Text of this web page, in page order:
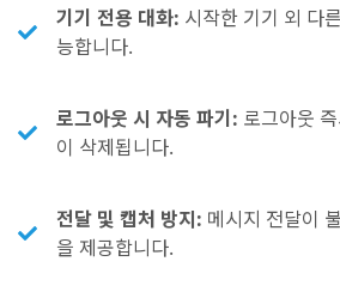
기기 전용 대화: 시작한 기기 외 다
능합니다.
로그아웃 시 자동 파기: 로그아웃
이 삭제됩니다.
전달 및 캡처 방지: 메시지 전달이
을 제공합니다.